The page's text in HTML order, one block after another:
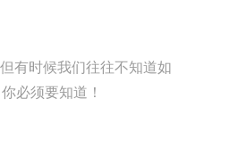
有时候我们往往不知道如
必须要知道！